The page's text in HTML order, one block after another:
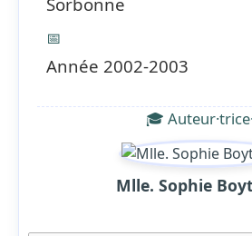
📅
Année 2002-2003
🎓
Mlle. Sophie